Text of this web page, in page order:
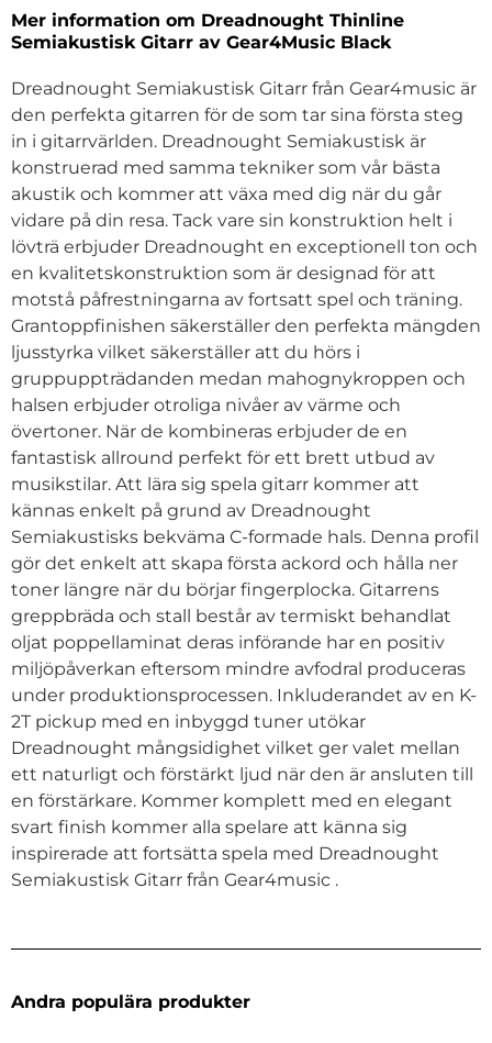
Mer information om Dreadnought Thinline
Semiakustisk Gitarr av Gear4Music Black
Dreadnought Semiakustisk Gitarr från Gear4music är
den perfekta gitarren för de som tar sina första steg
in i gitarrvärlden. Dreadnought Semiakustisk är
konstruerad med samma tekniker som vår bästa
akustik och kommer att växa med dig när du går
vidare på din resa. Tack vare sin konstruktion helt i
lövträ erbjuder Dreadnought en exceptionell ton och
en kvalitetskonstruktion som är designad för att
motstå påfrestningarna av fortsatt spel och träning.
Grantoppfinishen säkerställer den perfekta mängden
ljusstyrka vilket säkerställer att du hörs i
gruppuppträdanden medan mahognykroppen och
halsen erbjuder otroliga nivåer av värme och
övertoner. När de kombineras erbjuder de en
fantastisk allround perfekt för ett brett utbud av
musikstilar. Att lära sig spela gitarr kommer att
kännas enkelt på grund av Dreadnought
Semiakustisks bekväma C-formade hals. Denna profil
gör det enkelt att skapa första ackord och hålla ner
toner längre när du börjar fingerplocka. Gitarrens
greppbräda och stall består av termiskt behandlat
oljat poppellaminat deras införande har en positiv
miljöpåverkan eftersom mindre avfodral produceras
under produktionsprocessen. Inkluderandet av en K-
2T pickup med en inbyggd tuner utökar
Dreadnought mångsidighet vilket ger valet mellan
ett naturligt och förstärkt ljud när den är ansluten till
en förstärkare. Kommer komplett med en elegant
svart finish kommer alla spelare att känna sig
inspirerade att fortsätta spela med Dreadnought
Semiakustisk Gitarr från Gear4music .
Andra populära produkter